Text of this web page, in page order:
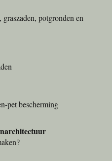
potgronden en
pet bescherming